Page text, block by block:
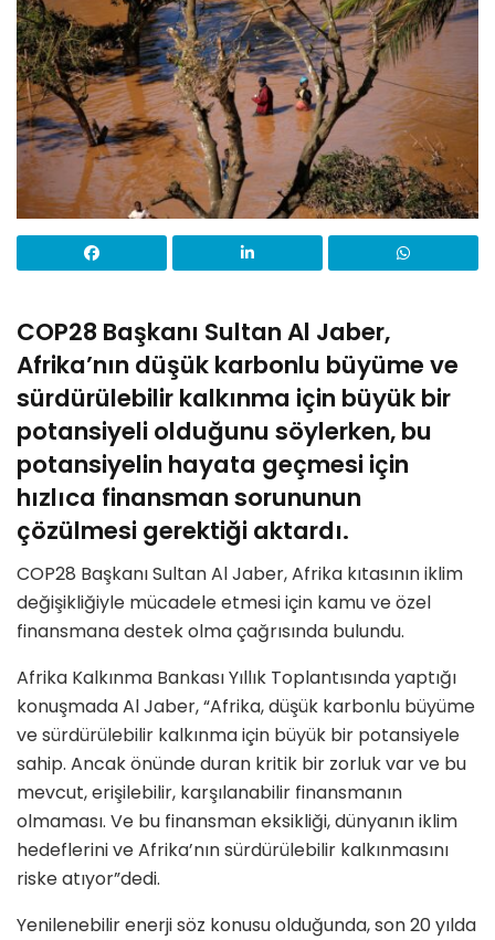
COP28 Başkanı Sultan Al Jaber,
Afrika’nın düşük karbonlu büyüme ve
sürdürülebilir kalkınma için büyük bir
potansiyeli olduğunu söylerken, bu
potansiyelin hayata geçmesi için
hızlıca finansman sorununun
çözülmesi gerektiği aktardı.
COP28 Başkanı Sultan Al Jaber, Afrika kıtasının iklim
değişikliğiyle mücadele etmesi için kamu ve özel
finansmana destek olma çağrısında bulundu.
Afrika Kalkınma Bankası Yıllık Toplantısında yaptığı
konuşmada Al Jaber, “Afrika, düşük karbonlu büyüme
ve sürdürülebilir kalkınma için büyük bir potansiyele
sahip. Ancak önünde duran kritik bir zorluk var ve bu
mevcut, erişilebilir, karşılanabilir finansmanın
olmaması. Ve bu finansman eksikliği, dünyanın iklim
hedeflerini ve Afrika’nın sürdürülebilir kalkınmasını
riske atıyor”dedi.
Yenilenebilir enerji söz konusu olduğunda, son 20 yılda